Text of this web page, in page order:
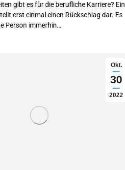
gibt es für die berufliche Karriere? Ein
erst einmal einen Rückschlag dar. Es
Person immerhin…
Okt.
30
2022